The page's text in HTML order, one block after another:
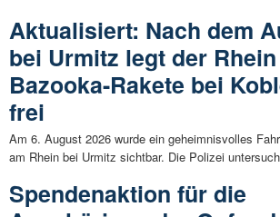
Aktualisiert: Nach dem
bei Urmitz legt der Rhein
Bazooka-Rakete bei
frei
Am 6. August 2026 wurde ein geheimnisvolles
am Rhein bei Urmitz sichtbar. Die Polizei
Spendenaktion für die